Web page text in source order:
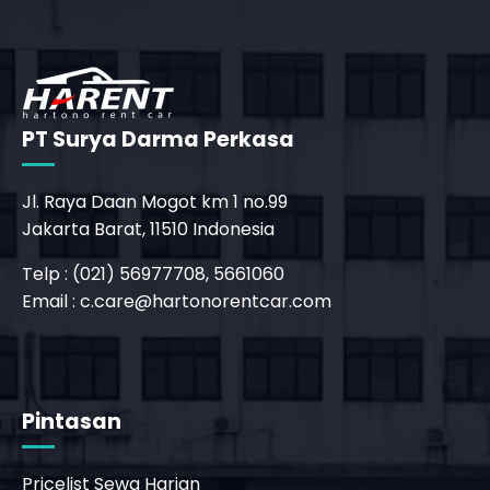
PT Surya Darma Perkasa
Jl. Raya Daan Mogot km 1 no.99
Jakarta Barat, 11510 Indonesia
Telp : (021) 56977708, 5661060
Email : c.care@hartonorentcar.com
Pintasan
Pricelist Sewa Harian